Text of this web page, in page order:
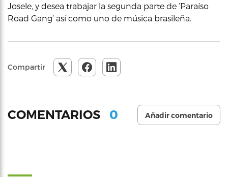
Josele, y desea trabajar la segunda parte de ‘Paraíso
Road Gang’ así como uno de música brasileña.
Compartir
COMENTARIOS 0 Añadir comentario